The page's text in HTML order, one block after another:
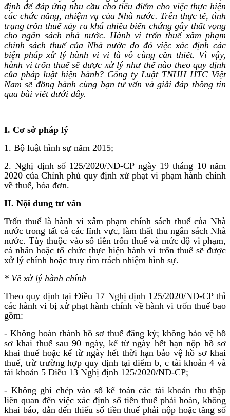
định để đáp ứng nhu cầu cho tiêu điểm cho việc thực hiện
các chức năng, nhiệm vụ của Nhà nước. Trên thực tế, tình
trạng trốn thuế xảy ra khá nhiều biến chứng gây thất vọng
cho ngân sách nhà nước. Hành vi trốn thuế xâm phạm
chính sách thuế của Nhà nước do đó việc xác định các
biện pháp xử lý hành vi vi là vô cùng cần thiết. Vì vậy,
hành vi trốn thuế sẽ được xử lý như thế nào theo quy định
của pháp luật hiện hành? Công ty Luật TNHH HTC Việt
Nam sẽ đồng hành cùng bạn tư vấn và giải đáp thông tin
qua bài viết dưới đây.
I. Cơ sở pháp lý
1. Bộ luật hình sự năm 2015;
2. Nghị định số 125/2020/ND-CP ngày 19 tháng 10 năm
2020 của Chính phủ quy định xử phạt vi phạm hành chính
về thuế, hóa đơn.
II. Nội dung tư vấn
Trốn thuế là hành vi xâm phạm chính sách thuế của Nhà
nước trong tất cả các lĩnh vực, làm thất thu ngân sách Nhà
nước. Tùy thuộc vào số tiền trốn thuế và mức độ vi phạm,
cá nhân hoặc tổ chức thực hiện hành vi trốn thuế sẽ được
xử lý chính hoặc truy tìm trách nhiệm hình sự.
* Về xử lý hành chính
Theo quy định tại Điều 17 Nghị định 125/2020/ND-CP thì
các hành vi bị xử phạt hành chính về hành vi trốn thuế bao
gồm:
- Không hoàn thành hồ sơ thuế đăng ký; không bảo vệ hồ
sơ khai thuế sau 90 ngày, kể từ ngày hết hạn nộp hồ sơ
khai thuế hoặc kể từ ngày hết thời hạn bảo vệ hồ sơ khai
thuế, trừ trường hợp quy định tại điểm b, c tài khoản 4 và
tài khoản 5 Điều 13 Nghị định 125/2020/ND-CP;
- Không ghi chép vào sổ kế toán các tài khoản thu thập
liên quan đến việc xác định số tiền thuế phải hoàn, không
khai báo, dẫn đến thiếu số tiền thuế phải nộp hoặc tăng số